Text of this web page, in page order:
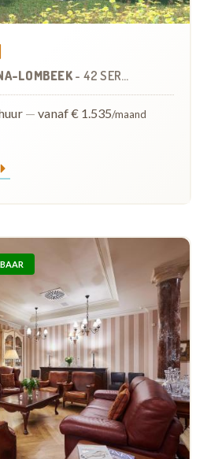
LOMBEEK- 42 SERVICEFLATS
— vanaf € 1.535/maand